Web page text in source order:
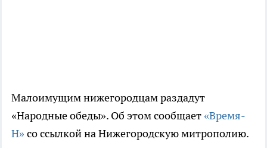
Малоимущим нижегородцам раздадут
«Народные обеды». Об этом сообщает «Время-
Н» со ссылкой на Нижегородскую митрополию.